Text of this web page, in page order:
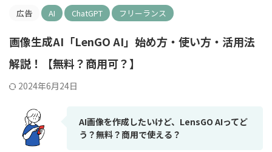
広告
AI ChatGPT フリーランス
画像生成AI「LenGO AI」始め方・使い方・活用法
解説！【無料？商用可？】
2024年6月24日
AI画像を作成したいけど、LensGO AIってど
う？無料？商用で使える？